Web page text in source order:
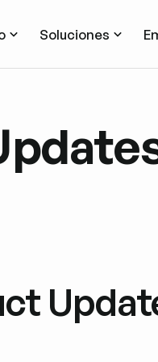
Soluciones